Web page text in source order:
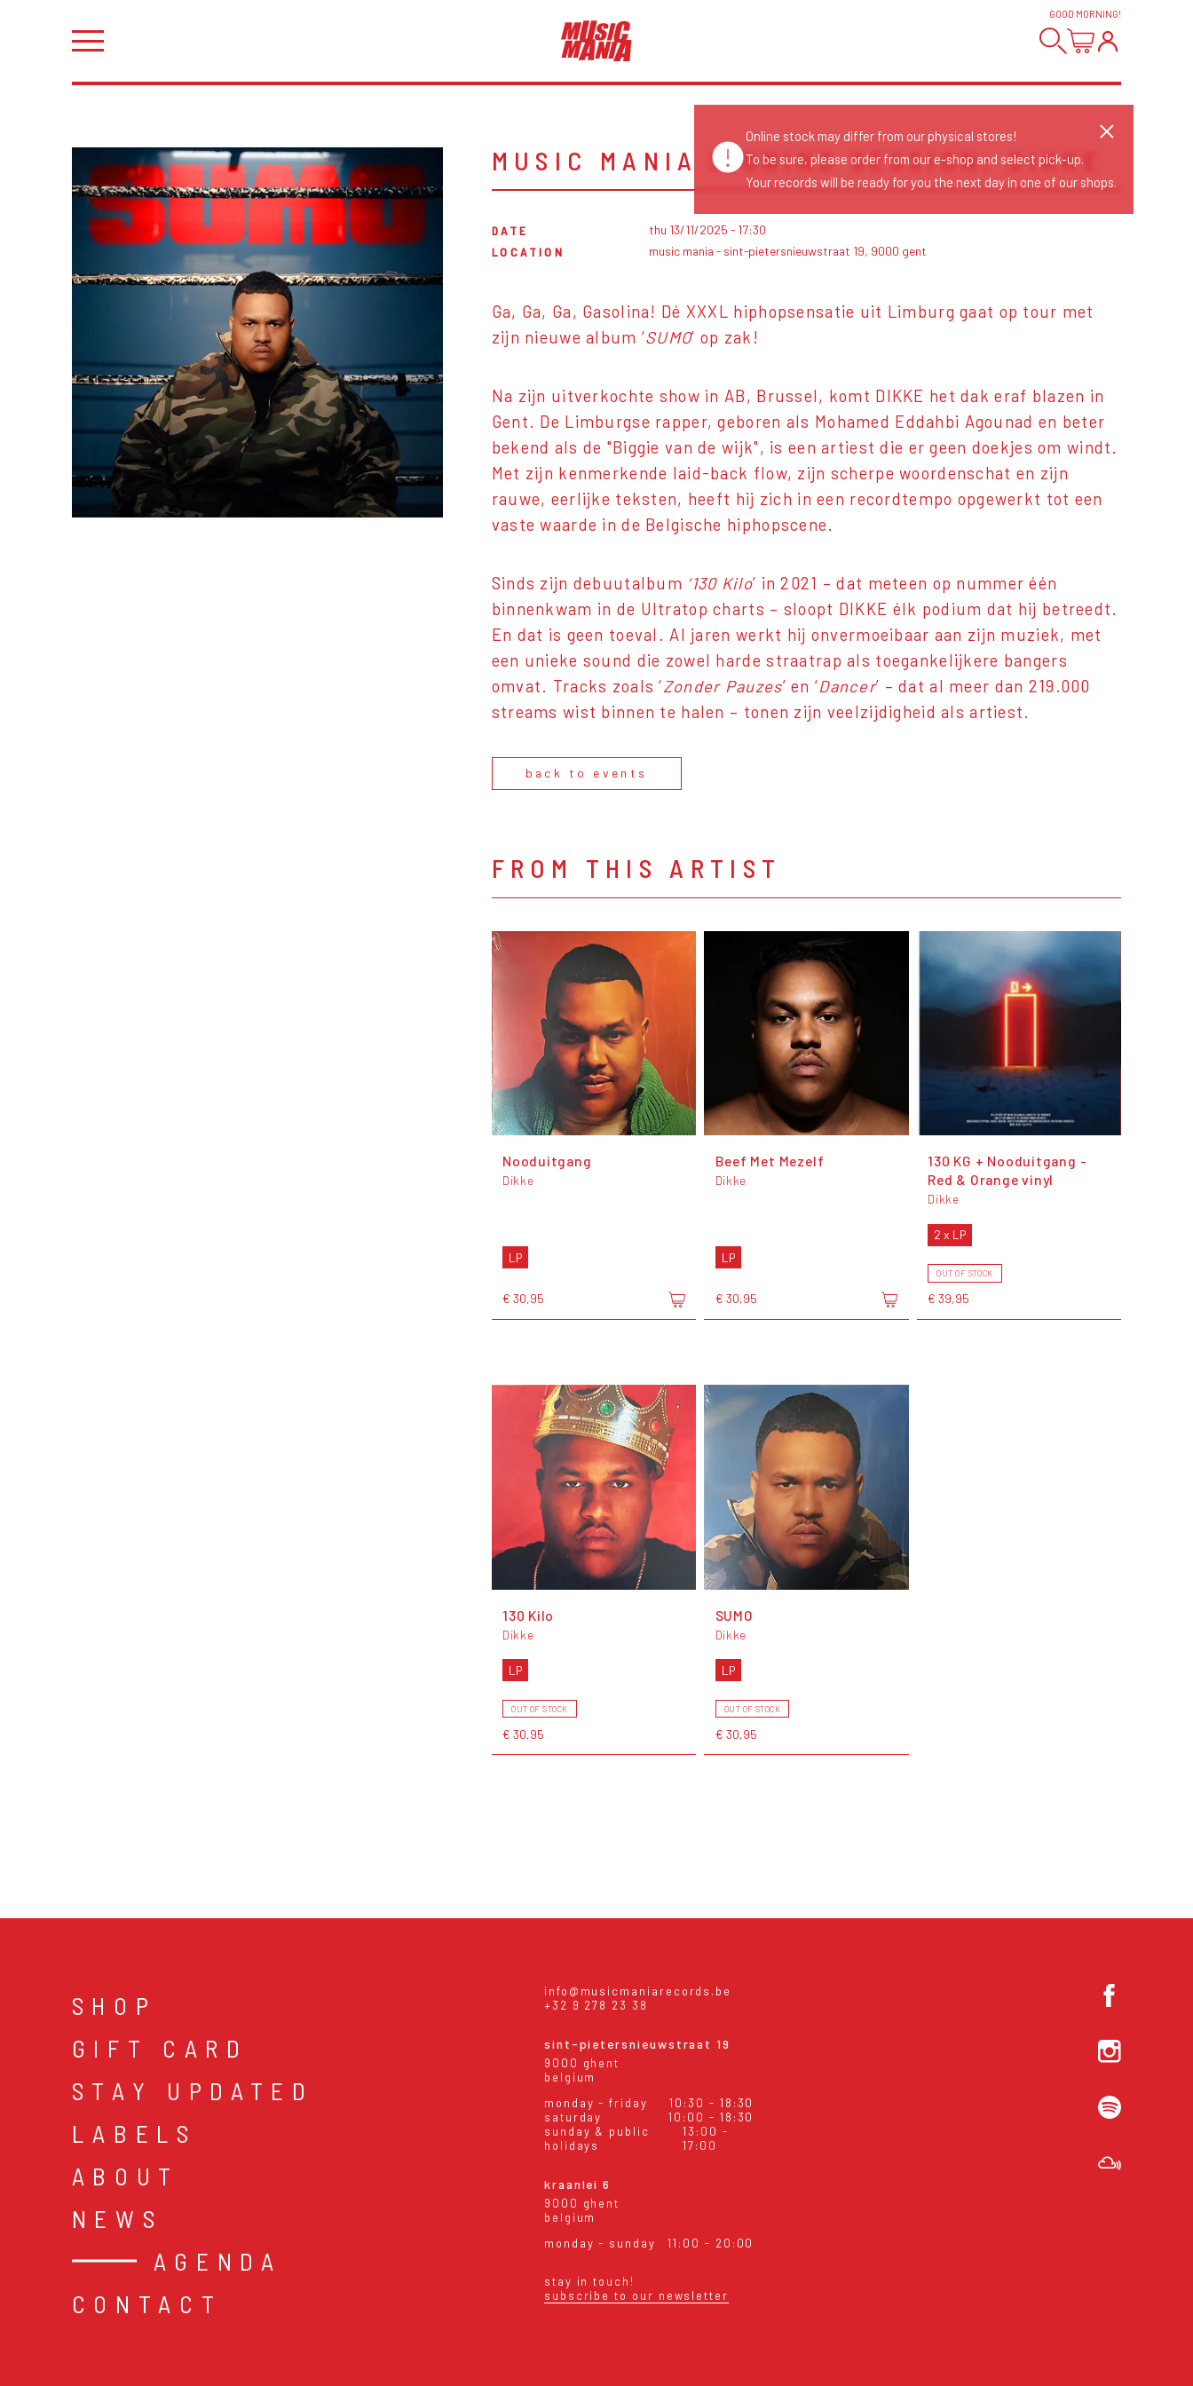
GOOD MORNING!
MUSIC MANIA SIGNING SESSION: DIKKE
DATE
thu 13/11/2025 - 17:30
LOCATION
music mania - sint-pietersnieuwstraat 19, 9000 gent
Ga, Ga, Ga, Gasolina! Dé XXXL hiphopsensatie uit Limburg gaat op tour met
zijn nieuwe album ‘SUMO’ op zak!
Na zijn uitverkochte show in AB, Brussel, komt DIKKE het dak eraf blazen in
Gent. De Limburgse rapper, geboren als Mohamed Eddahbi Agounad en beter
bekend als de "Biggie van de wijk", is een artiest die er geen doekjes om windt.
Met zijn kenmerkende laid-back flow, zijn scherpe woordenschat en zijn
rauwe, eerlijke teksten, heeft hij zich in een recordtempo opgewerkt tot een
vaste waarde in de Belgische hiphopscene.
Sinds zijn debuutalbum ‘130 Kilo’ in 2021 – dat meteen op nummer één
binnenkwam in de Ultratop charts – sloopt DIKKE élk podium dat hij betreedt.
En dat is geen toeval. Al jaren werkt hij onvermoeibaar aan zijn muziek, met
een unieke sound die zowel harde straatrap als toegankelijkere bangers
omvat. Tracks zoals ‘Zonder Pauzes’ en ‘Dancer’ – dat al meer dan 219.000
streams wist binnen te halen – tonen zijn veelzijdigheid als artiest.
back to events
FROM THIS ARTIST
Nooduitgang
Dikke
LP
€ 30,95
Beef Met Mezelf
Dikke
LP
€ 30,95
130 KG + Nooduitgang -
Red & Orange vinyl
Dikke
2 x LP
OUT OF STOCK
€ 39,95
130 Kilo
Dikke
LP
OUT OF STOCK
€ 30,95
SUMO
Dikke
LP
OUT OF STOCK
€ 30,95
SHOP
GIFT CARD
STAY UPDATED
LABELS
ABOUT
NEWS
AGENDA
CONTACT
info@musicmaniarecords.be
+32 9 278 23 38
sint-pietersnieuwstraat 19
9000 ghent
belgium
monday - friday
10:30 - 18:30
saturday
10:00 - 18:30
sunday & public
holidays
13:00 -
17:00
kraanlei 6
9000 ghent
belgium
monday - sunday
11:00 - 20:00
stay in touch!
subscribe to our newsletter
Online stock may differ from our physical stores!
To be sure, please order from our e-shop and select pick-up.
Your records will be ready for you the next day in one of our shops.